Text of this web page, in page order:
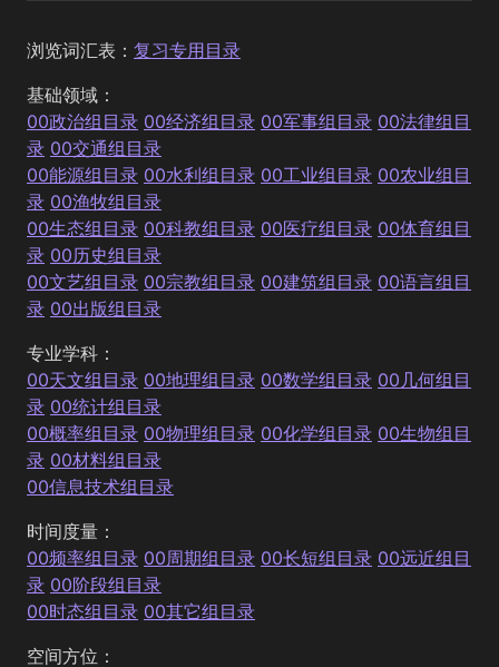
浏览词汇表： 复习专用目录
基础领域：
00政治组目录 00经济组目录 00军事组目录 00法律组目
录 00交通组目录
00能源组目录 00水利组目录 00工业组目录 00农业组目
录 00渔牧组目录
00生态组目录 00科教组目录 00医疗组目录 00体育组目
录 00历史组目录
00文艺组目录 00宗教组目录 00建筑组目录 00语言组目
录 00出版组目录
专业学科：
00天文组目录 00地理组目录 00数学组目录 00几何组目
录 00统计组目录
00概率组目录 00物理组目录 00化学组目录 00生物组目
录 00材料组目录
00信息技术组目录
时间度量：
00频率组目录 00周期组目录 00长短组目录 00远近组目
录 00阶段组目录
00时态组目录 00其它组目录
空间方位：